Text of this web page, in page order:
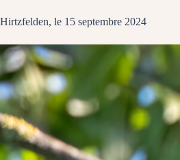
Hirtzfelden, le 15 septembre 2024